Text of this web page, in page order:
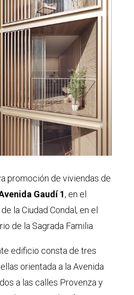
promoción de viviendas de
Gaudí 1, en el
la Ciudad Condal, en el
de la Sagrada Familia.
edificio consta de tres
orientada a la Avenida
a las calles Provenza y